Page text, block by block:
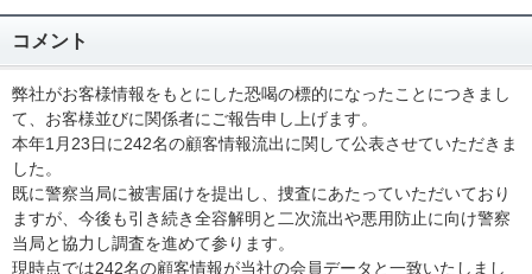
コメント
弊社がお客様情報をもとにした恐喝の標的になったことにつきまし
て、お客様並びに関係者にご報告申し上げます。
本年1月23日に242名の顧客情報流出に関して公表させていただきま
した。
既に警察当局に被害届けを提出し、捜査にあたっていただいており
ますが、今後も引き続き全容解明と二次流出や悪用防止に向け警察
当局と協力し調査を進めて参ります。
現時点では242名の顧客情報が当社の会員データと一致いたしまし